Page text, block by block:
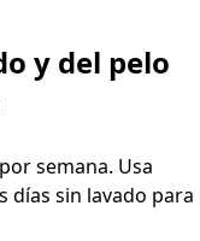
y del pelo
semana. Usa
días sin lavado para